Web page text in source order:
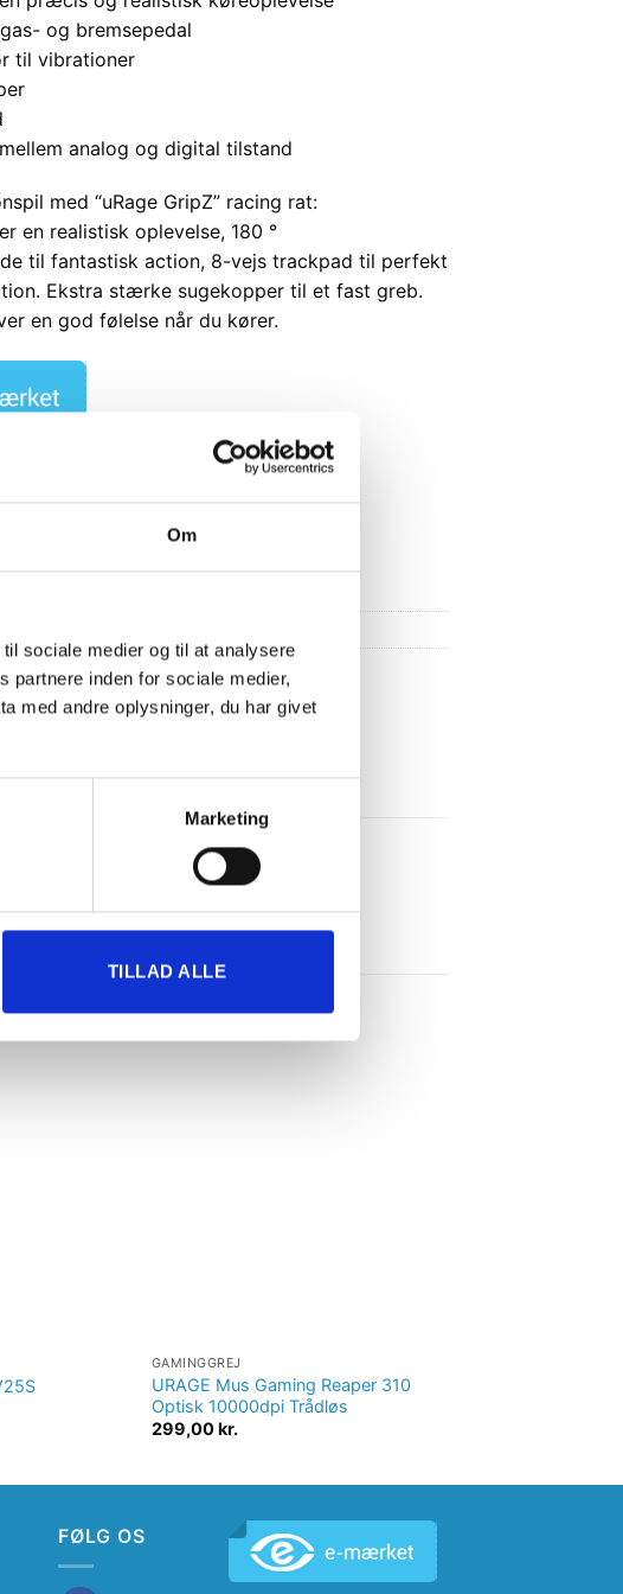
Om
sociale medier og til at analysere
partnere inden for sociale medier,
med andre oplysninger, du har givet
Marketing
TILLAD ALLE
og bremsepedal
til vibrationer
analog og digital tilstand
med “uRage GripZ” racing rat:
en realistisk oplevelse, 180 °
til fantastisk action, 8-vejs trackpad til perfekt
Ekstra stærke sugekopper til et fast greb.
en god følelse når du kører.
er e-mærket - naturligvis!
handel
GAMINGGREJ
URAGE Mus Gaming Reaper 310
Optisk 10000dpi Trådløs
299,00kr.
FØLG OS